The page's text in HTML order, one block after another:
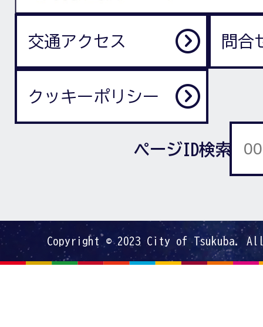
交通アクセス 問合
クッキーポリシー
ページID検索
Copyright © 2023 City of Tsukuba.